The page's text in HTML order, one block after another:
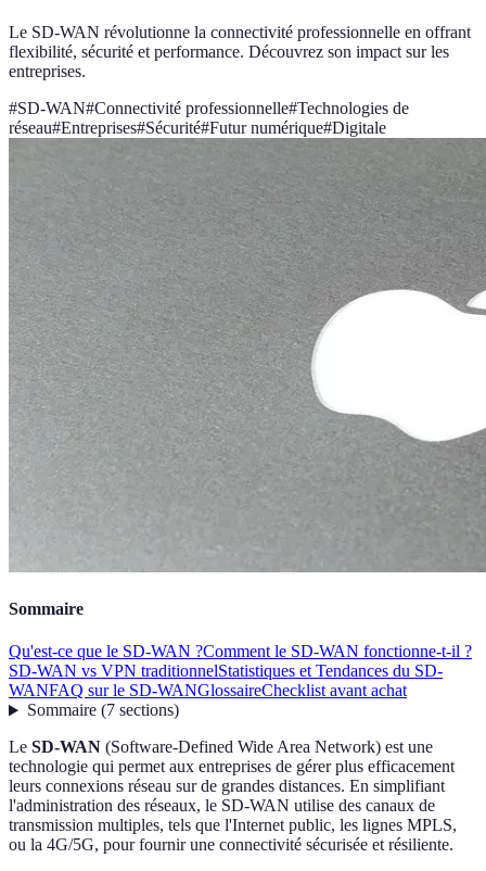
Le SD-WAN révolutionne la connectivité professionnelle en offrant
flexibilité, sécurité et performance. Découvrez son impact sur les
entreprises.
#SD-WAN#Connectivité professionnelle#Technologies de
réseau#Entreprises#Sécurité#Futur numérique#Digitale
Sommaire
Qu'est-ce que le SD-WAN ?Comment le SD-WAN fonctionne-t-il ?
SD-WAN vs VPN traditionnelStatistiques et Tendances du SD-
WANFAQ sur le SD-WANGlossaireChecklist avant achat
Sommaire(7 sections)
Le SD-WAN (Software-Defined Wide Area Network) est une
technologie qui permet aux entreprises de gérer plus efficacement
leurs connexions réseau sur de grandes distances. En simplifiant
l'administration des réseaux, le SD-WAN utilise des canaux de
transmission multiples, tels que l'Internet public, les lignes MPLS,
ou la 4G/5G, pour fournir une connectivité sécurisée et résiliente.